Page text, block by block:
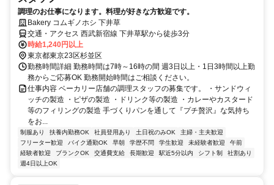
調理のお仕事になります。料理が好きな方歓迎です。
Bakery コムギノホシ 下井草
交通・アクセス 西武新宿線 下井草駅から徒歩3分
時給1,240円以上
東京都東京23区杉並区
勤務時間詳細 勤務時間は7時～16時の間 週3日以上・1日3時間以上勤
務からご応募OK 勤務開始時間はご相談ください。
仕事内容 ベーカリー店舗の調理スタッフの募集です。 ・サンドウィ
ッチの製造 ・ピザの製造 ・ドリンク等の製造 ・カレーやカスタード
等のフィリングの製造 手づくりパンを通して『プチ贅沢』な気持ち
をお...
制服あり 扶養内勤務OK 社員登用あり 土日祝のみOK
主婦・主夫歓迎
フリーター歓迎
バイク通勤OK 早朝 学歴不問 学生歓迎 未経験者歓迎
午前
経験者歓迎
ブランクOK 交通費支給 長期歓迎 駅近5分以内 シフト制
社割あり
週4日以上OK